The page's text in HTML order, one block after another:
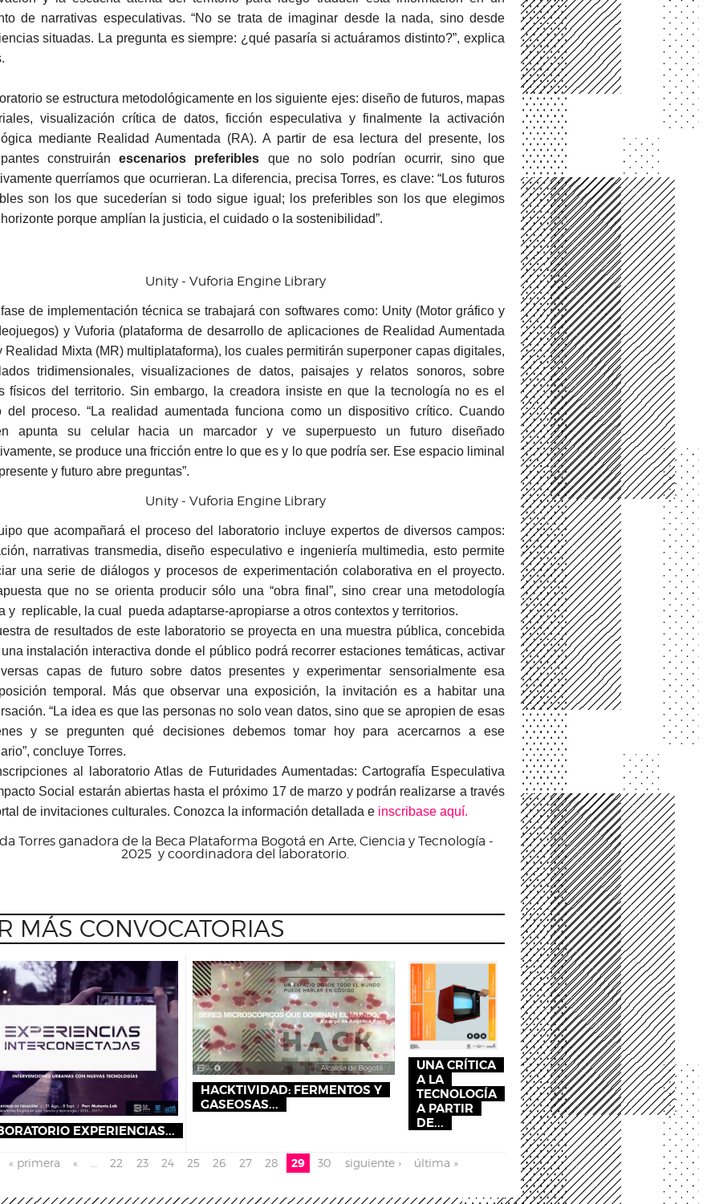
de narrativas especulativas. “No se trata de imaginar desde la nada, sino desde
situadas. La pregunta es siempre: ¿qué pasaría si actuáramos distinto?”, explica
se estructura metodológicamente en los siguiente ejes: diseño de futuros, mapas
visualización crítica de datos, ficción especulativa y finalmente la activación
mediante Realidad Aumentada (RA). A partir de esa lectura del presente, los
construiránescenarios preferibles que no solo podrían ocurrir, sino que
querríamos que ocurrieran. La diferencia, precisa Torres, es clave: “Los futuros
son los que sucederían si todo sigue igual; los preferibles son los que elegimos
porque amplían la justicia, el cuidado o la sostenibilidad”.
Unity - Vuforia Engine Library
de implementación técnica se trabajará con softwares como: Unity (Motor gráfico y
y Vuforia (plataforma de desarrollo de aplicaciones de Realidad Aumentada
Realidad Mixta (MR) multiplataforma), los cuales permitirán superponer capas digitales,
tridimensionales, visualizaciones de datos, paisajes y relatos sonoros, sobre
físicos del territorio. Sin embargo, la creadora insiste en que la tecnología no es el
del proceso. “La realidad aumentada funciona como un dispositivo crítico. Cuando
apunta su celular hacia un marcador y ve superpuesto un futuro diseñado
se produce una fricción entre lo que es y lo que podría ser. Ese espacio liminal
y futuro abre preguntas”.
Unity - Vuforia Engine Library
que acompañará el proceso del laboratorio incluye expertos de diversos campos:
narrativas transmedia, diseño especulativo e ingeniería multimedia, esto permite
una serie de diálogos y procesos de experimentación colaborativa en el proyecto.
que no se orienta producir sólo una “obra final”, sino crear una metodología
y replicable, la cual pueda adaptarse-apropiarse a otros contextos y territorios.
de resultados de este laboratorio se proyecta en una muestra pública, concebida
instalación interactiva donde el público podrá recorrer estaciones temáticas, activar
capas de futuro sobre datos presentes y experimentar sensorialmente esa
temporal. Más que observar una exposición, la invitación es a habitar una
“La idea es que las personas no solo vean datos, sino que se apropien de esas
y se pregunten qué decisiones debemos tomar hoy para acercarnos a ese
concluye Torres.
al laboratorio Atlas de Futuridades Aumentadas: Cartografía Especulativa
Social estarán abiertas hasta el próximo 17 de marzo y podrán realizarse a través
de invitaciones culturales. Conozca la información detallada einscribase aquí.
Torres ganadora de la Beca Plataforma Bogotá en Arte, Ciencia y Tecnología -
2025 y coordinadora del laboratorio.
MÁS CONVOCATORIAS
EXPERIENCIAS...
HACKTIVIDAD: FERMENTOS Y
GASEOSAS...
UNA CRÍTICA
A LA
TECNOLOGÍA
A PARTIR
DE...
« primera « 22 23 24 25 26 27 28 29 30 siguiente › última »